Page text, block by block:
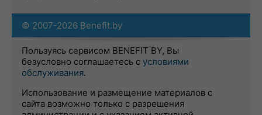
© 2007-2026 Benefit.by
Пользуясь сервисом BENEFIT BY, Вы
безусловно соглашаетесь с условиями
обслуживания.
Использование и размещение материалов с
сайта возможно только с разрешения